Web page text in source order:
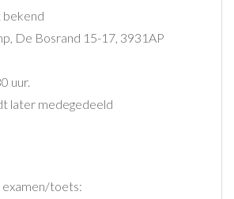
bekend
De Bosrand 15-17, 3931AP
uur.
later medegedeeld
toets: